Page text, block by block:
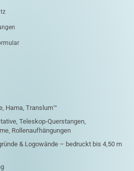
Hama, Translum™
Teleskop-Querstangen,
Rollenaufhängungen
& Logowände – bedruckt bis 4,50 m